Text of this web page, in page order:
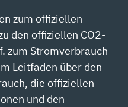
zum offiziellen
den offiziellen CO2-
zum Stromverbrauch
Leitfaden über den
die offiziellen
und den